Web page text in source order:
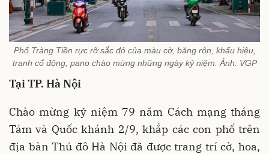
Phố Tràng Tiền rực rỡ sắc đỏ của màu cờ, băng rôn, khẩu hiệu,
tranh cổ động, pano chào mừng những ngày kỷ niệm. Ảnh: VGP
Tại TP. Hà Nội
Chào mừng kỷ niệm 79 năm Cách mạng tháng
Tám và Quốc khánh 2/9, khắp các con phố trên
địa bàn Thủ đô Hà Nội đã được trang trí cờ, hoa,